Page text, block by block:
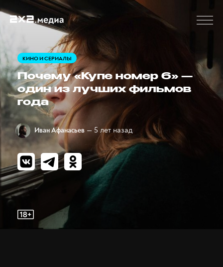
КИНО И СЕРИАЛЫ
Почему «Купе номер 6» —
один из лучших фильмов
года
Иван Афанасьев — 5 лет назад